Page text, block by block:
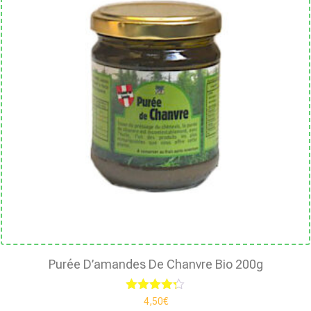
Purée D’amandes De Chanvre Bio 200g
Note
4,50€